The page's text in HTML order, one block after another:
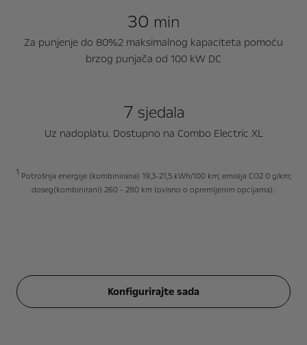
30 min
Za punjenje do 80%2 maksimalnog kapaciteta pomoću
brzog punjača od 100 kW DC
7 sjedala
Uz nadoplatu. Dostupno na Combo Electric XL
1 Potrošnja energije (kombinirana) 19,3-21,5 kWh/100 km; emisija CO2 0 g/km;
doseg(kombinirani) 260 - 280 km (ovisno o opremljenim opcijama).
Konfigurirajte sada